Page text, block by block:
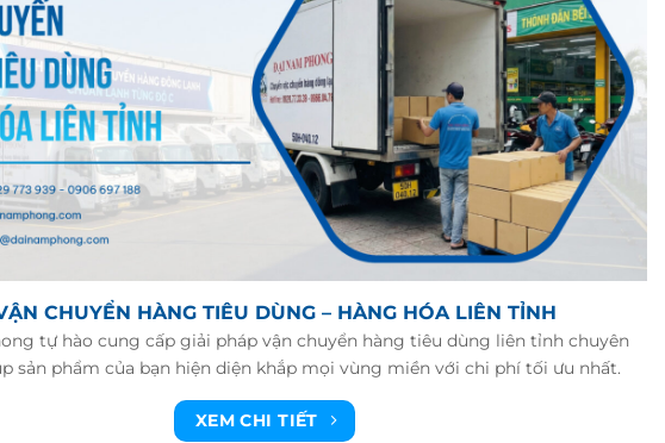
CHUYỂN HÀNG TIÊU DÙNG – HÀNG HÓA LIÊN TỈNH
tự hào cung cấp giải pháp vận chuyển hàng tiêu dùng liên tỉnh chuyên
sản phẩm của bạn hiện diện khắp mọi vùng miền với chi phí tối ưu nhất.
XEM CHI TIẾT